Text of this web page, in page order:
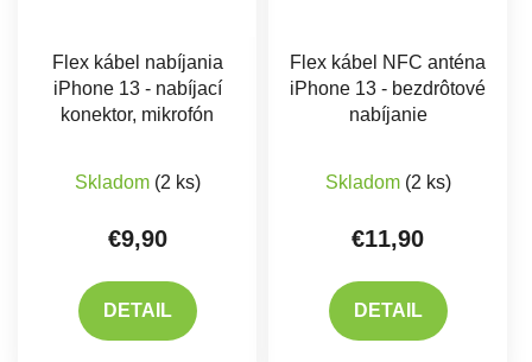
Flex kábel nabíjania
iPhone 13 - nabíjací
konektor, mikrofón
Skladom (2 ks)
€9,90
DETAIL
Flex kábel NFC anténa
iPhone 13 - bezdrôtové
nabíjanie
Skladom (2 ks)
€11,90
DETAIL